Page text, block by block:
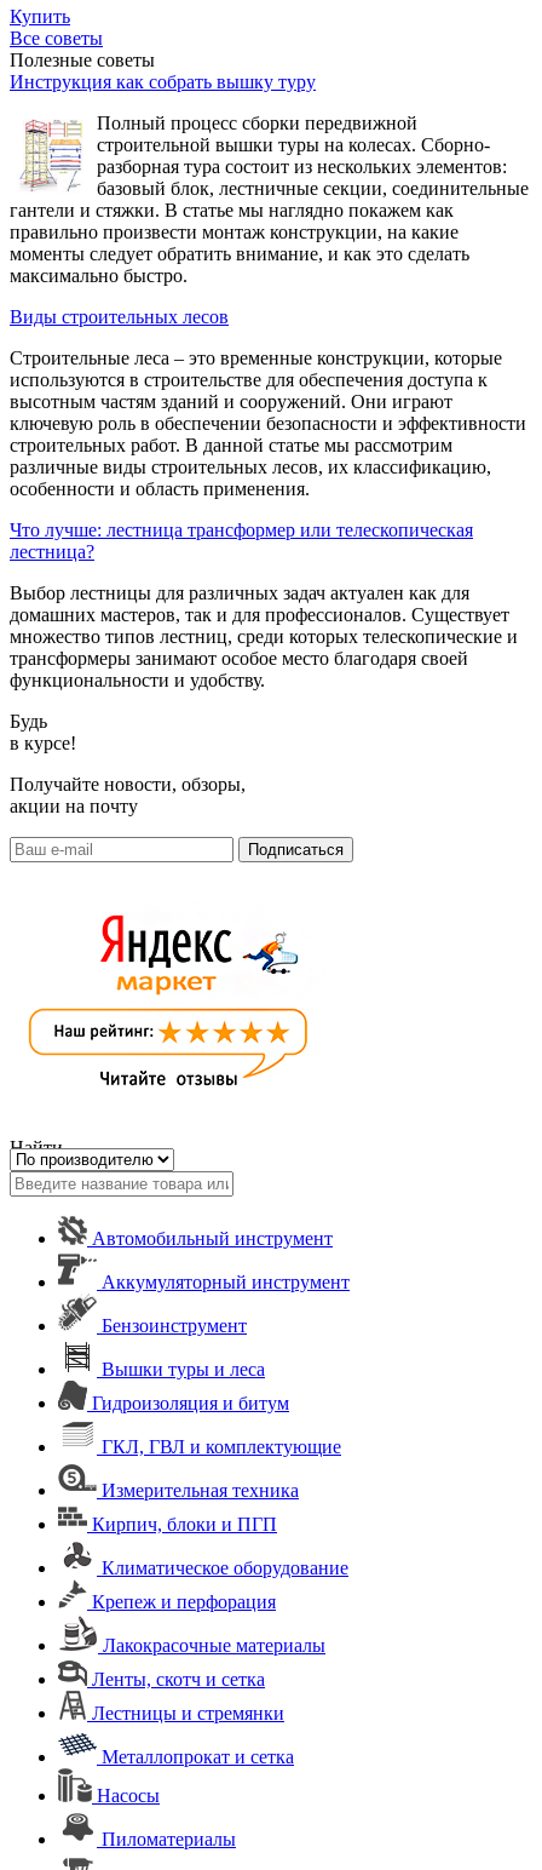
Купить
Все советы
Полезные советы
Инструкция как собрать вышку туру
Полный процесс сборки передвижной
строительной вышки туры на колесах. Сборно-
разборная тура состоит из нескольких элементов:
базовый блок, лестничные секции, соединительные
гантели и стяжки. В статье мы наглядно покажем как
правильно произвести монтаж конструкции, на какие
моменты следует обратить внимание, и как это сделать
максимально быстро.
Виды строительных лесов
Строительные леса – это временные конструкции, которые
используются в строительстве для обеспечения доступа к
высотным частям зданий и сооружений. Они играют
ключевую роль в обеспечении безопасности и эффективности
строительных работ. В данной статье мы рассмотрим
различные виды строительных лесов, их классификацию,
особенности и область применения.
Что лучше: лестница трансформер или телескопическая
лестница?
Выбор лестницы для различных задач актуален как для
домашних мастеров, так и для профессионалов. Существует
множество типов лестниц, среди которых телескопические и
трансформеры занимают особое место благодаря своей
функциональности и удобству.
Будь
в курсе!
Получайте новости, обзоры,
акции на почту
Найти
Автомобильный инструмент
Аккумуляторный инструмент
Бензоинструмент
Вышки туры и леса
Гидроизоляция и битум
ГКЛ, ГВЛ и комплектующие
Измерительная техника
Кирпич, блоки и ПГП
Климатическое оборудование
Крепеж и перфорация
Лакокрасочные материалы
Ленты, скотч и сетка
Лестницы и стремянки
Металлопрокат и сетка
Насосы
Пиломатериалы